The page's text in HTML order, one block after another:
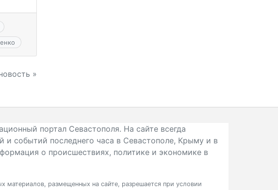
»
портал Севастополя. На сайте всегда
и событий последнего часа в Севастополе, Крыму и в
о происшествиях, политике и экономике в
материалов, размещенных на сайте, разрешается при условии